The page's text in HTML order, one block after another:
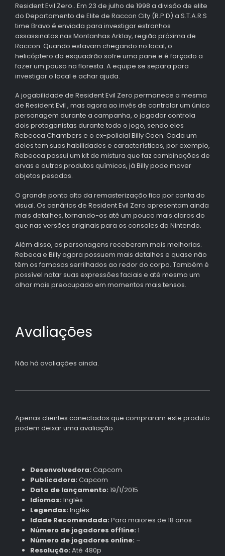
Resident Evil Zero.. Em 23 de julho de 1998 a divisão de elite
do Departamento de Elite de Raccon City (R.P.D) a S.T.A.R.S
time Bravo é enviada para investigar estranhos
assassinatos nas Montanhas Arklay, região próxima de
Raccon. Quando estavam chegando no local, o
helicóptero do esquadrão sofre uma pane e é forçado a
fazer um pouso na floresta. A equipe se separa para
investigar o local e achar ajuda.
A jogabilidade de Resident Evil Zero permanece a mesma
de Resident Evil , mas agora ao invés de controlar um único
personagem durante a campanha, o jogador controla
dois protagonistas durante todo o jogo, sendo eles
Rebecca Chambers e o ex-policial Billy Coen. Cada um
deles tem suas habilidades e características, por exemplo,
Rebecca possui um kit de mistura que faz combinações de
ervas e outros produtos químicos, já Billy pode mover
objetos pesados.
O grande ponto alto da remasterização fica por conta do
visual. Os cenários de Resident Evil Zero apresentam ainda
mais detalhes, tornando-os até um pouco mais claros do
que nas versões originais para os consoles da Nintendo.
Além disso, os personagens receberam mais melhorias.
Rebeca e Billy agora possuem mais detalhes e quase não
têm os famosos serrilhados ao redor do corpo. Também é
possível notar suas expressões faciais e até mesmo um
olhar mais preocupado em momentos mais tensos.
Avaliações
Não há avaliações ainda.
Apenas clientes conectados que compraram este produto
podem deixar uma avaliação.
Desenvolvedora: Capcom
Publicadora: Capcom
Data de lançamento: 19/1/2015
Idiomas: Inglês
Legendas: Inglês
Idade Recomendada: Para maiores de 18 anos
Número de jogadores offline: 1
Número de jogadores online: –
Resolução: Até 480p